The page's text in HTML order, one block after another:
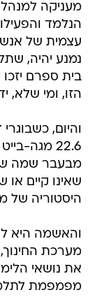
הנלמד
עצמית של
נמנע יהיה,
בית ספרם
הזו, ומי שלא,
והיום,
22.6 מגה-
מבעבר שמה
שאינו קיים
היסטוריה של
והאשמה היא
מערכת
את נושאי
מפמפמת